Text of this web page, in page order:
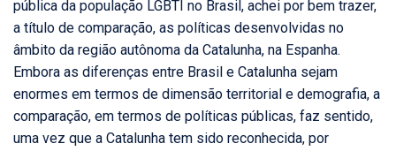
pública da população LGBTI no Brasil, achei por bem trazer,
a título de comparação, as políticas desenvolvidas no
âmbito da região autônoma da Catalunha, na Espanha.
Embora as diferenças entre Brasil e Catalunha sejam
enormes em termos de dimensão territorial e demografia, a
comparação, em termos de políticas públicas, faz sentido,
uma vez que a Catalunha tem sido reconhecida, por